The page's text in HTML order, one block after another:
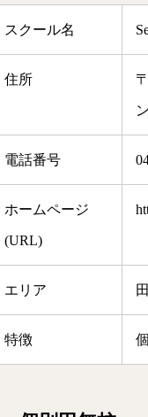
スクール名
住所
電話番号
ホームページ
(URL)
エリア
特徴